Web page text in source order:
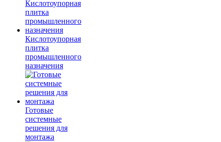
Кислотоупорная
плитка
промышленного
назначения
Готовые
системные
решения для
монтажа